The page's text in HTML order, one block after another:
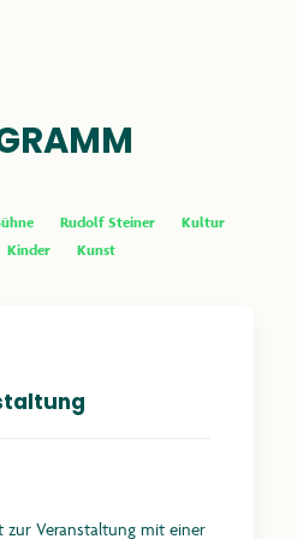
Rudolf Steiner
Kultur
Kinder Kunst
zur Veranstaltung mit einer